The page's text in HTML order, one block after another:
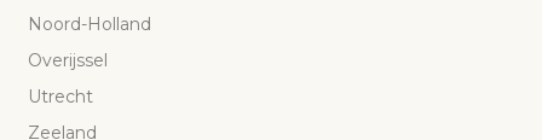
Noord-Holland
Overijssel
Utrecht
Zeeland